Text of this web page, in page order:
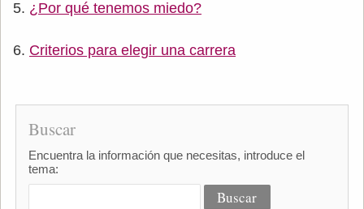
¿Por qué tenemos miedo?
Criterios para elegir una carrera
Buscar
Encuentra la información que necesitas, introduce el
tema: